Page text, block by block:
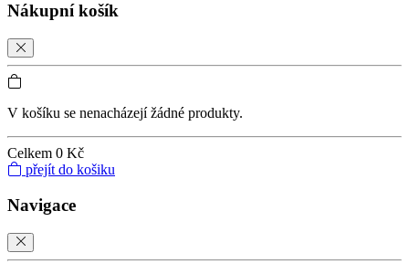
Nákupní košík
V košíku se nenacházejí žádné produkty.
Celkem 0 Kč
přejít do košiku
Navigace